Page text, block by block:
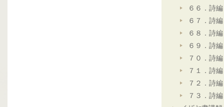
６６．詩
６７．詩
６８．詩
６９．詩
７０．詩
７１．詩
７２．詩
７３．詩